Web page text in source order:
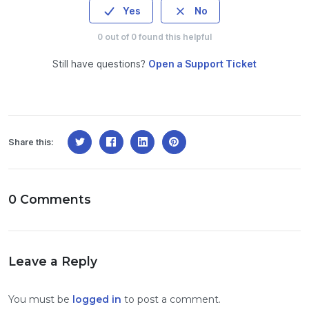
Yes No
0 out of 0 found this helpful
Still have questions? Open a Support Ticket
Share this:
0 Comments
Leave a Reply
You must be logged in to post a comment.